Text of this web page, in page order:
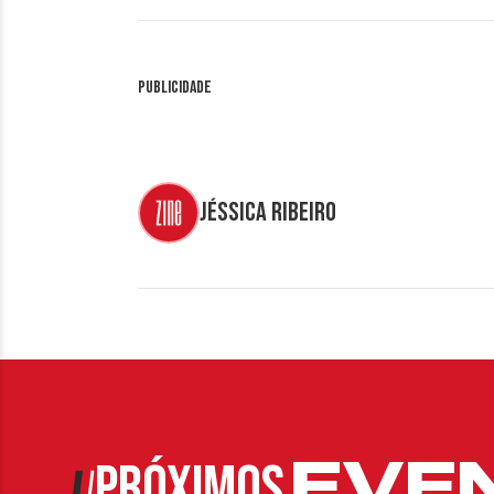
Publicidade
Jéssica Ribeiro